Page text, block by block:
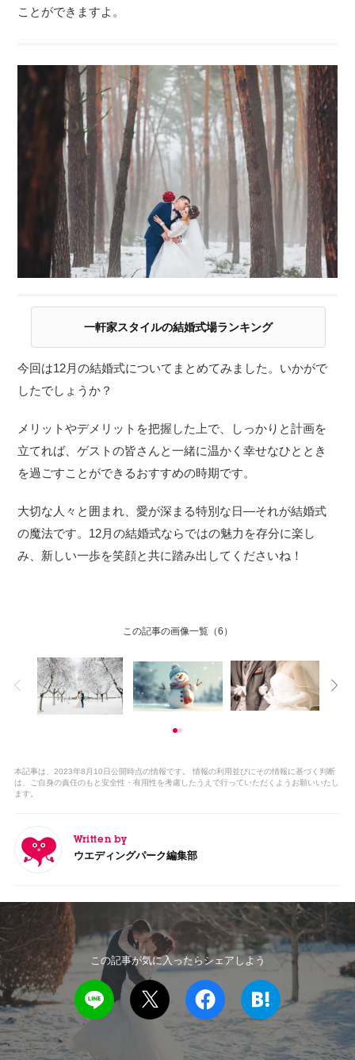
ことができますよ。
一軒家スタイルの結婚式場ランキング
今回は12月の結婚式についてまとめてみました。いかがで
したでしょうか？
メリットやデメリットを把握した上で、しっかりと計画を
立てれば、ゲストの皆さんと一緒に温かく幸せなひととき
を過ごすことができるおすすめの時期です。
大切な人々と囲まれ、愛が深まる特別な日―それが結婚式
の魔法です。12月の結婚式ならではの魅力を存分に楽し
み、新しい一歩を笑顔と共に踏み出してくださいね！
この記事の画像一覧（6）
本記事は、2023年8月10日公開時点の情報です。 情報の利用並びにその情報に基づく判断
は、ご自身の責任のもと安全性・有用性を考慮したうえで行っていただくようお願いいたし
ます。
Written by
ウエディングパーク編集部
この記事が気に入ったらシェアしよう